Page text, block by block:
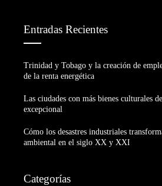
Entradas Recientes
Trinidad y Tobago y la creación de
de la renta energética
Las ciudades con más bienes culturales
excepcional
Cómo los desastres industriales
ambiental en el siglo XX y XXI
Categorías